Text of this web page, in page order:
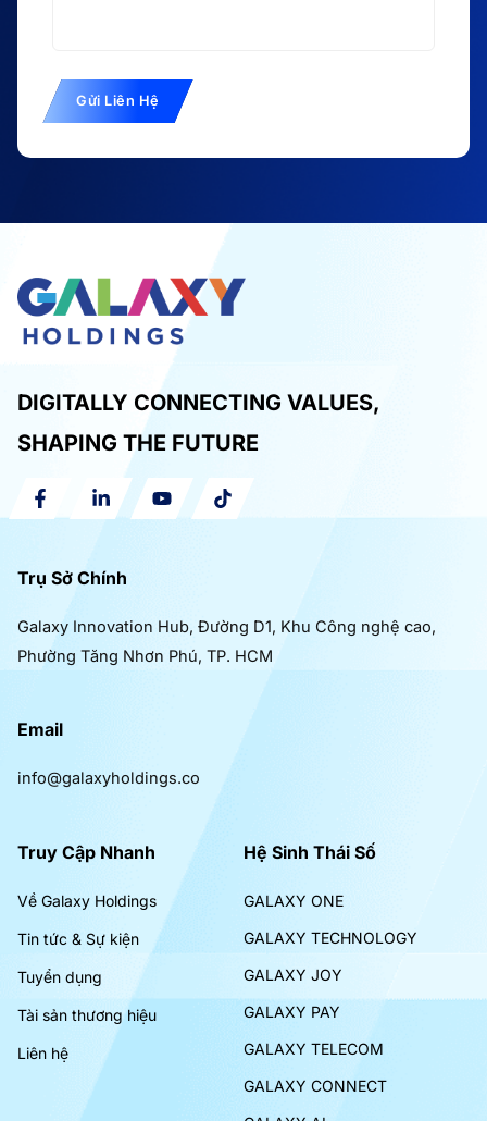
Gửi Liên Hệ
DIGITALLY CONNECTING VALUES,
SHAPING THE FUTURE
Trụ Sở Chính
Galaxy Innovation Hub, Đường D1, Khu Công nghệ cao,
Phường Tăng Nhơn Phú, TP. HCM
Email
info@galaxyholdings.co
Truy Cập Nhanh
Về Galaxy Holdings
Tin tức & Sự kiện
Tuyển dụng
Tài sản thương hiệu
Liên hệ
Hệ Sinh Thái Số
GALAXY ONE
GALAXY TECHNOLOGY
GALAXY JOY
GALAXY PAY
GALAXY TELECOM
GALAXY CONNECT